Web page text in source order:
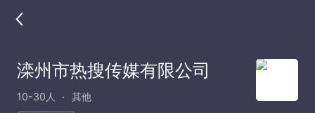
滦州市热搜传媒有限公司
10-30人 其他